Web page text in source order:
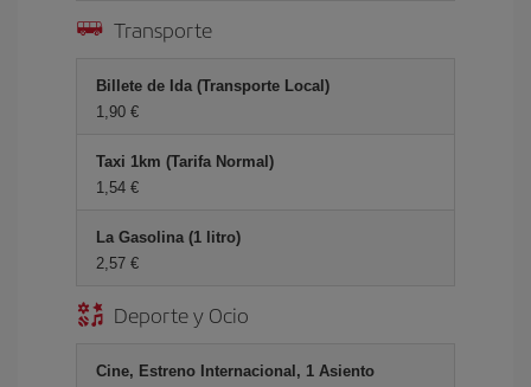
Transporte
Billete de Ida (Transporte Local)
1,90 €
Taxi 1km (Tarifa Normal)
1,54 €
La Gasolina (1 litro)
2,57 €
Deporte y Ocio
Cine, Estreno Internacional, 1 Asiento